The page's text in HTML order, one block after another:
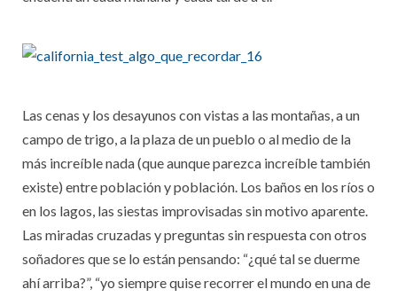
Las cenas y los desayunos con vistas a las montañas, a un
campo de trigo, a la plaza de un pueblo o al medio de la
más increíble nada (que aunque parezca increíble también
existe) entre población y población. Los baños en los ríos o
en los lagos, las siestas improvisadas sin motivo aparente.
Las miradas cruzadas y preguntas sin respuesta con otros
soñadores que se lo están pensando: “¿qué tal se duerme
ahí arriba?”, “yo siempre quise recorrer el mundo en una de